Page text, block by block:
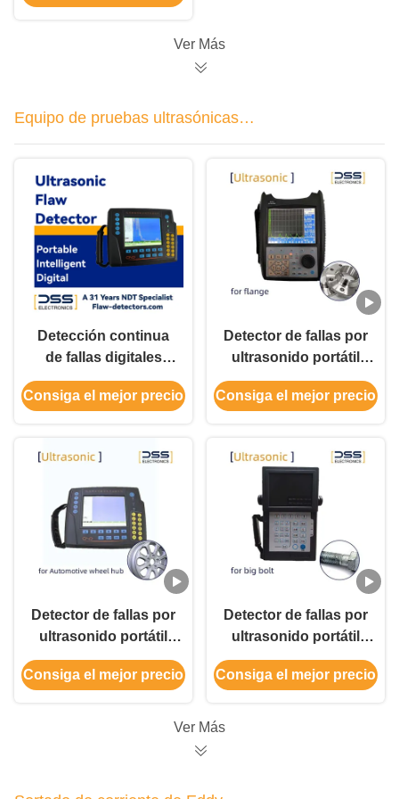
Ver Más
Equipo de pruebas ultrasónicas
portátil
Detección continua
de fallas digitales
mediante
ultrasonidos de alta
Consiga el mejor precio
Detector de fallas por
ultrasonido portátil
Rango de escaneo 2-
4500 mm Frecuencia
Consiga el mejor precio
Detector de fallas por
ultrasonido portátil
Rango de escaneo 0-
15000 mm Frecuencia
Consiga el mejor precio
Detector de fallas por
ultrasonido portátil
Rango de escaneo 0-
6000 mm Frecuencia
Consiga el mejor precio
Ver Más